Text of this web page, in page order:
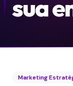
sua
Marketing